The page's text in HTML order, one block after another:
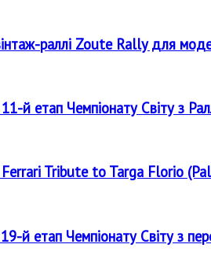
раллі Zoute Rally для
й етап Чемпіонату Світу з
Tribute to Targa Florio
й етап Чемпіонату Світу з